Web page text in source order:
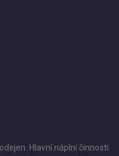
Hlavní náplní činnosti